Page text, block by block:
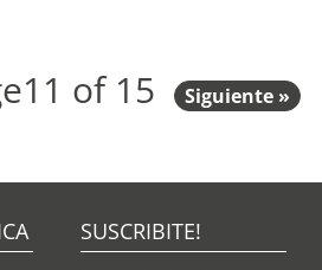
La mayoría de las
tiempo al registro de
11 of 15 Siguiente »
SUSCRIBITE!